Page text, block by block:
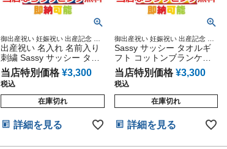
御出産祝い 妊娠祝い 出産記念 ベ
ビーグッズ 赤ちゃん 誕生日 乳児
幼児 新生児 知育 遊具
出産祝い 名入れ 名前入り
刺繍 Sassy サッシー タオ
ルギフト コットンブラン
ケット スター さらふわタ
オルケット プレゼント イ
ンスタ
当店特別価格 ¥3,300
税込
在庫切れ
詳細を見る
御出産祝い 妊娠祝い 出産記念 ベ
ビーグッズ 赤ちゃん 誕生日 乳児
幼児 新生児 知育 遊具
Sassy サッシー タオルギ
フト コットンブランケッ
ト サンシャイン
当店特別価格 ¥3,300
税込
在庫切れ
詳細を見る